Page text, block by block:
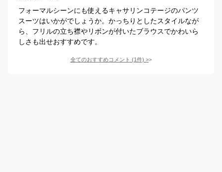
フォーマルシーンにも使えるキャサリンコテージのパンツ
スーツはいかがでしょうか。かっちりとしたスタイルなが
ら、フリルの立ち襟やリボンが付いたブラウスでかわいら
しさも出せおすすめです。
全てのおすすめコメント (1件) >